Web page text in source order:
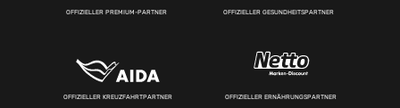
OFFIZIELLER PREMIUM-PARTNER OFFIZIELLER GESUNDHEITSPARTNER
OFFIZIELLER KREUZFAHRTPARTNER OFFIZIELLER ERNÄHRUNGSPARTNER